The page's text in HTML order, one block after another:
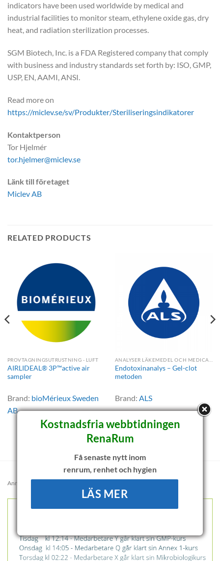
indicators have been used worldwide by medical and
industrial facilities to monitor steam, ethylene oxide gas, dry
heat, and radiation sterilization processes.
SGM Biotech, Inc. is a FDA Registered company that comply
with business and industry standards set forth by: ISO, GMP,
USP, EN, AAMI, ANSI.
Read more on
https://miclev.se/sv/Produkter/Steriliseringsindikatorer
Kontaktperson
Tor Hjelmér
tor.hjelmer@miclev.se
Länk till företaget
Miclev AB
RELATED PRODUCTS
PROVTAGNINGSUTRUSTNING - LUFT
AIRLIDEAL® 3P™active air
sampler
Brand: bioMérieux Sweden
AB
Endotoxinanalys – Gel-clot
metoden
Brand: ALS
Annons:
Kostnadsfria webbtidningen
RenaRum
Få senaste nytt inom
renrum, renhet och hygien
LÄS MER